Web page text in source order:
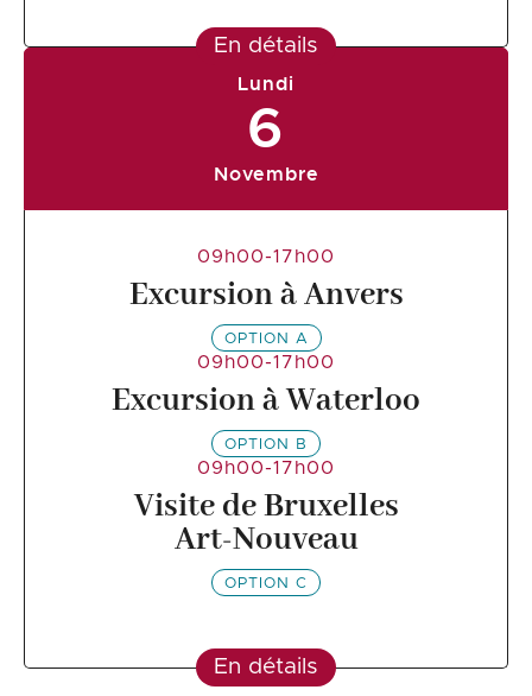
En détails
Lundi
6
Novembre
09h00-17h00
Excursion à Anvers
OPTION A
09h00-17h00
Excursion à Waterloo
OPTION B
09h00-17h00
Visite de Bruxelles
Art‑Nouveau
OPTION C
En détails